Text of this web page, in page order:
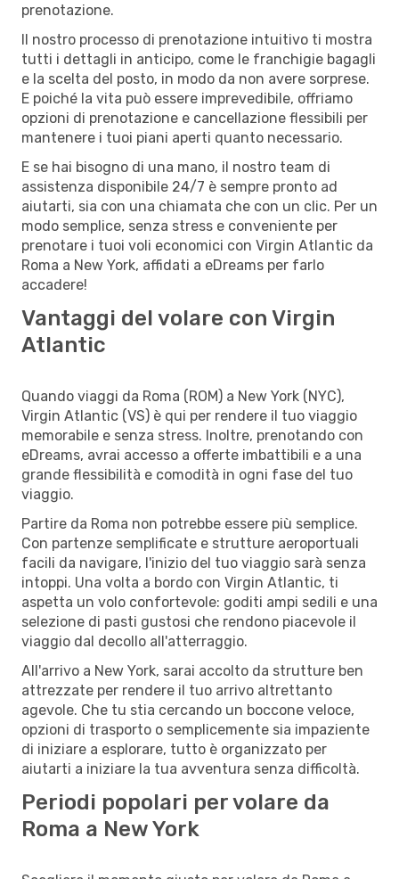
prenotazione.
Il nostro processo di prenotazione intuitivo ti mostra
tutti i dettagli in anticipo, come le franchigie bagagli
e la scelta del posto, in modo da non avere sorprese.
E poiché la vita può essere imprevedibile, offriamo
opzioni di prenotazione e cancellazione flessibili per
mantenere i tuoi piani aperti quanto necessario.
E se hai bisogno di una mano, il nostro team di
assistenza disponibile 24/7 è sempre pronto ad
aiutarti, sia con una chiamata che con un clic. Per un
modo semplice, senza stress e conveniente per
prenotare i tuoi voli economici con Virgin Atlantic da
Roma a New York, affidati a eDreams per farlo
accadere!
Vantaggi del volare con Virgin
Atlantic
Quando viaggi da Roma (ROM) a New York (NYC),
Virgin Atlantic (VS) è qui per rendere il tuo viaggio
memorabile e senza stress. Inoltre, prenotando con
eDreams, avrai accesso a offerte imbattibili e a una
grande flessibilità e comodità in ogni fase del tuo
viaggio.
Partire da Roma non potrebbe essere più semplice.
Con partenze semplificate e strutture aeroportuali
facili da navigare, l'inizio del tuo viaggio sarà senza
intoppi. Una volta a bordo con Virgin Atlantic, ti
aspetta un volo confortevole: goditi ampi sedili e una
selezione di pasti gustosi che rendono piacevole il
viaggio dal decollo all'atterraggio.
All'arrivo a New York, sarai accolto da strutture ben
attrezzate per rendere il tuo arrivo altrettanto
agevole. Che tu stia cercando un boccone veloce,
opzioni di trasporto o semplicemente sia impaziente
di iniziare a esplorare, tutto è organizzato per
aiutarti a iniziare la tua avventura senza difficoltà.
Periodi popolari per volare da
Roma a New York